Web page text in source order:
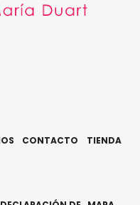
CONTACTO TIENDA